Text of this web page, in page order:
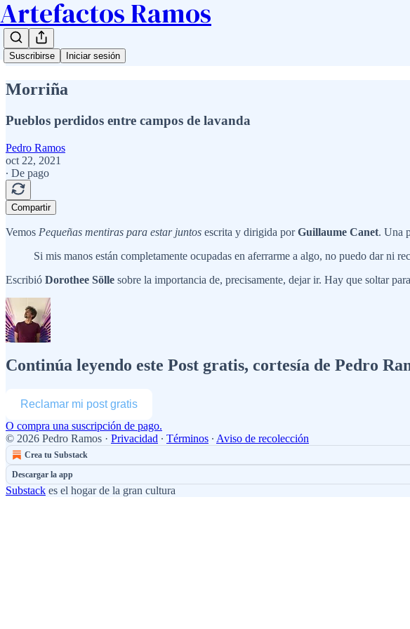
Artefactos Ramos
Suscribirse Iniciar sesión
Morriña
Pueblos perdidos entre campos de lavanda
Pedro Ramos
oct 22, 2021
∙ De pago
Compartir
Vemos Pequeñas mentiras para estar juntos escrita y dirigida porGuillaume Canet. Una
Si mis manos están completamente ocupadas en aferrarme a algo, no puedo dar ni
Escribió Dorothee Sölle sobre la importancia de, precisamente, dejar ir. Hay que soltar
Continúa leyendo este Post gratis, cortesía de Pedro
Reclamar mi post gratis
O compra una suscripción de pago.
© 2026 Pedro Ramos · Privacidad ∙ Términos ∙ Aviso de recolección
Crea tu Substack
Descargar la app
Substack es el hogar de la gran cultura